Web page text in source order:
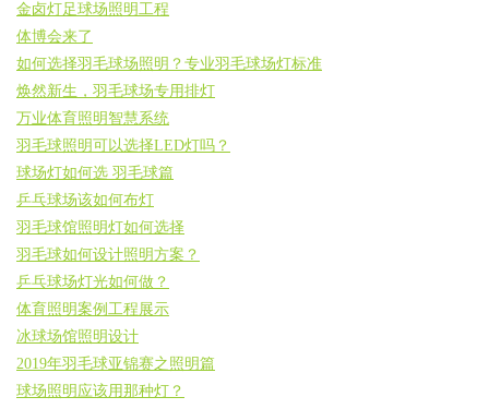
金卤灯足球场照明工程
体博会来了
如何选择羽毛球场照明？专业羽毛球场灯标准
焕然新生，羽毛球场专用排灯
万业体育照明智慧系统
羽毛球照明可以选择LED灯吗？
球场灯如何选 羽毛球篇
乒乓球场该如何布灯
羽毛球馆照明灯如何选择
羽毛球如何设计照明方案？
乒乓球场灯光如何做？
体育照明案例工程展示
冰球场馆照明设计
2019年羽毛球亚锦赛之照明篇
球场照明应该用那种灯？